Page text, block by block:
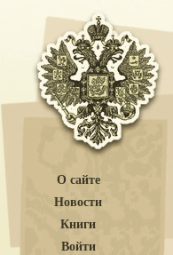
О сайте
Новости
Книги
Войти